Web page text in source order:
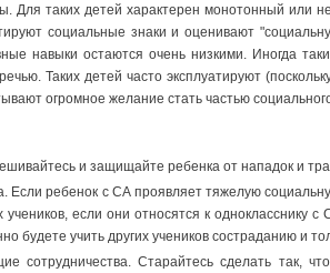
Для таких детей характерен монотонный или
социальные знаки и оценивают
навыки остаются очень низкими. Иногда
Таких детей часто эксплуатируют
огромное желание стать частью
и защищайте ребенка от нападок и
Если ребенок с СА проявляет тяжелую
если они относятся к однокласснику с
учить других учеников состраданию и
сотрудничества. Старайтесь сделать так,